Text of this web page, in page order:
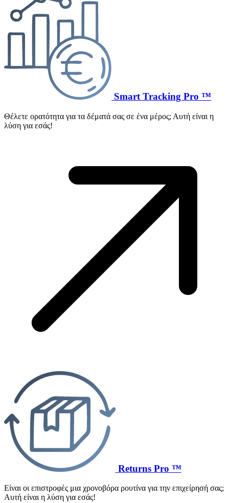
Smart Tracking Pro ™
Θέλετε ορατότητα για τα δέματά σας σε ένα μέρος; Αυτή είναι η
λύση για εσάς!
Returns Pro ™
Είναι οι επιστροφές μια χρονοβόρα ρουτίνα για την επιχείρησή σας;
Αυτή είναι η λύση για εσάς!